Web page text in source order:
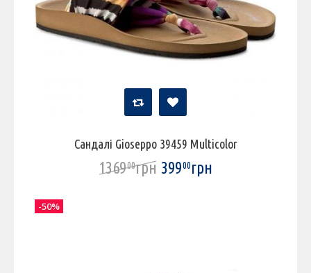
Сандалі Gioseppo 39459 Multicolor
136900грн 39900грн
-50%